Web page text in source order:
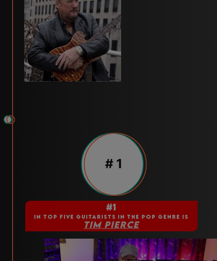
# 1
#1
IN TOP FIVE GUITARISTS IN THE POP GENRE IS
TIM PIERCE